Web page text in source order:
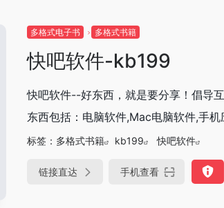
多格式电子书 多格式书籍
快吧软件-kb199
快吧软件--好东西，就是要分享！倡导
东西包括：电脑软件,Mac电脑软件,手
标签： 多格式书籍 kb199 快吧软件
链接直达 手机查看